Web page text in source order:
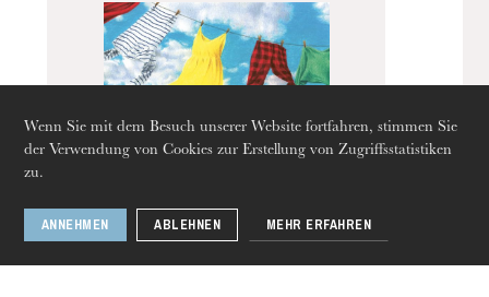
Wenn Sie mit dem Besuch unserer Website fortfahren, stimmen Sie
der Verwendung von Cookies zur Erstellung von Zugriffsstatistiken
zu.
ANNEHMEN ABLEHNEN MEHR ERFAHREN
Die OnR mit euch
Führungen durch die Oper